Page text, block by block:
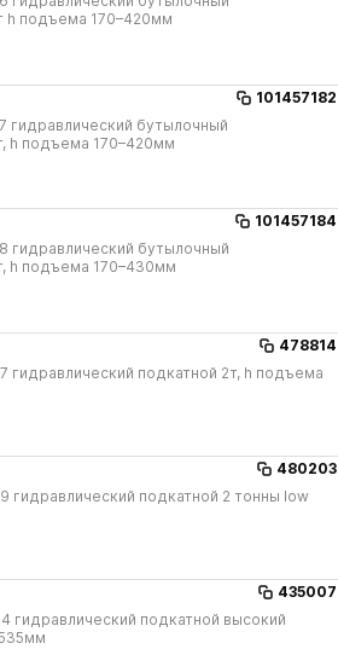
h подъема 170–420мм
101457182
гидравлический бутылочный
h подъема 170–420мм
101457184
гидравлический бутылочный
h подъема 170–430мм
478814
гидравлический подкатной 2т, h подъема
480203
гидравлический подкатной 2 тонны low
435007
гидравлический подкатной высокий